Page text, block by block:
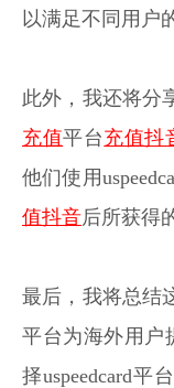
以满足不同用户
此外，我还将分
充值平台充值抖
他们使用
值抖音后所获得
最后，我将总结
平台为海外用户
择uspeedcard平